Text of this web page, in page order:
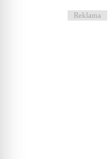
Reklama